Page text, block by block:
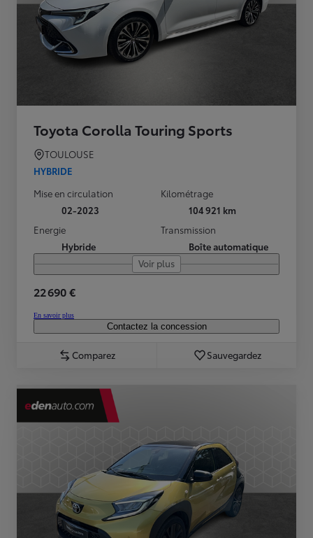
Toyota Corolla Touring Sports
TOULOUSE
HYBRIDE
Mise en circulation
02-2023
Kilométrage
104 921 km
Energie
Hybride
Transmission
Boîte automatique
Voir plus
22 690 €
En savoir plus
Contactez la concession
Comparez Sauvegardez